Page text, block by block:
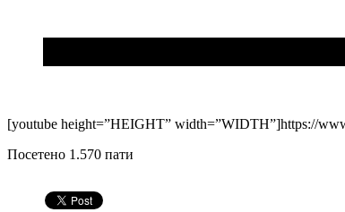
[youtube height=”HEIGHT” width=”WIDTH”]https://
Посетено 1.570 пати